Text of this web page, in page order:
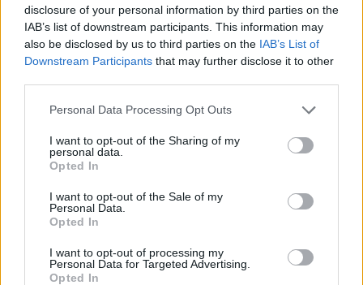
disclosure of your personal information by third parties on the
IAB’s list of downstream participants. This information may
also be disclosed by us to third parties on the IAB’s List of
Downstream Participants that may further disclose it to other
Personal Data Processing Opt Outs
I want to opt-out of the Sharing of my
personal data.
Opted In
I want to opt-out of the Sale of my
Personal Data.
Opted In
I want to opt-out of processing my
Personal Data for Targeted Advertising.
Opted In